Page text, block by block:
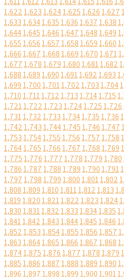
1,6221,6231,6241,6251,6261,627
1,6331,6341,6351,6361,6371,638
1,6441,6451,6461,6471,6481,649
1,6551,6561,6571,6581,6591,660
1,6661,6671,6681,6691,6701,671
1,6771,6781,6791,6801,6811,682
1,6881,6891,6901,6911,6921,693
1,6991,7001,7011,7021,7031,704
1,7101,7111,7121,7131,7141,715
1,7211,7221,7231,7241,7251,726
1,7311,7321,7331,7341,7351,736
1,7421,7431,7441,7451,7461,747
1,7531,7541,7551,7561,7571,758
1,7641,7651,7661,7671,7681,769
1,7751,7761,7771,7781,7791,780
1,7861,7871,7881,7891,7901,791
1,7971,7981,7991,8001,8011,802
1,8081,8091,8101,8111,8121,813
1,8191,8201,8211,8221,8231,824
1,8301,8311,8321,8331,8341,835
1,8411,8421,8431,8441,8451,846
1,8521,8531,8541,8551,8561,857
1,8631,8641,8651,8661,8671,868
1,8741,8751,8761,8771,8781,879
1,8851,8861,8871,8881,8891,890
1,8961,8971,8981,8991,9001,901